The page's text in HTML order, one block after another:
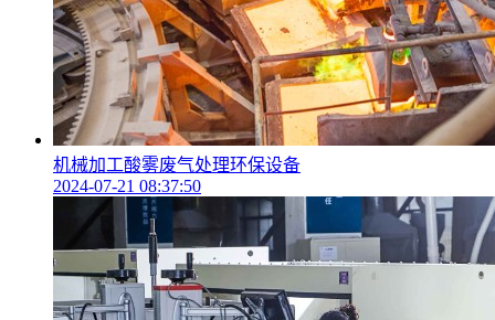
机械加工酸雾废气处理环保设备
2024-07-21 08:37:50